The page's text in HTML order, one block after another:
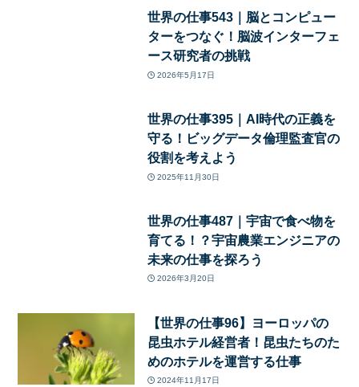
世界の仕事543｜脳とコンピュー
ターをつなぐ！脳波インターフェ
ース研究者の挑戦
2026年5月17日
世界の仕事395｜AI時代の正義を
守る！ビッグデータ倫理監査官の
役割を考えよう
2025年11月30日
世界の仕事487｜宇宙で食べ物を
育てる！？宇宙農業エンジニアの
未来の仕事を探ろう
2026年3月20日
【世界の仕事96】ヨーロッパの
昆虫ホテル経営者！昆虫たちのた
めのホテルを運営する仕事
2024年11月17日